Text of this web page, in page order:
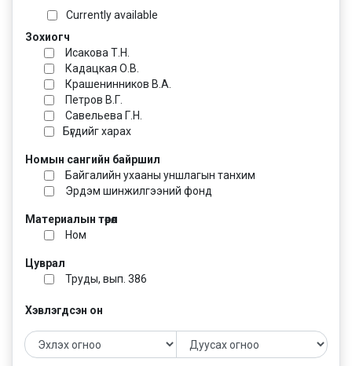
Currently available
Зохиогч
Исакова Т.Н.
Кадацкая О.В.
Крашенинников В.А.
Петров В.Г.
Савельева Г.Н.
Бүгдийг харах
Номын сангийн байршил
Байгалийн ухааны уншлагын танхим
Эрдэм шинжилгээний фонд
Материалын төрөл
Ном
Цуврал
Труды, вып. 386
Хэвлэгдсэн он